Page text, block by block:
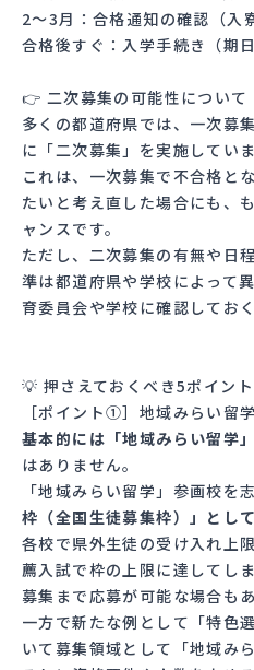
2〜3月：合格通知の確認（入
合格後すぐ：入学手続き（期日
👉 二次募集の可能性について
多くの都道府県では、一次募
に「二次募集」を実施していま
これは、一次募集で不合格と
たいと考え直した場合にも、
ャンスです。
ただし、二次募集の有無や日
準は都道府県や学校によって
育委員会や学校に確認してお
💡 押さえておくべき5ポイント
［ポイント①］地域みらい留
基本的には「地域みらい留学
はありません。
「地域みらい留学」参画校を
枠（全国生徒募集枠）」とし
各校で県外生徒の受け入れ上
薦入試で枠の上限に達してし
募集まで応募が可能な場合もあ
一方で新たな例として「特色
いて募集領域として「地域み